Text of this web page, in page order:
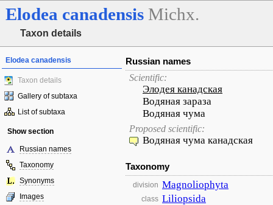
Elodea canadensis Michx.
Taxon details
Elodea canadensis
Taxon details
Gallery of subtaxa
List of subtaxa
Show section
Russian names
Taxonomy
Synonyms
Images
Russian names
Scientific:
Элодея канадская
Водяная зараза
Водяная чума
Proposed scientific:
Водяная чума канадская
Taxonomy
division Magnoliophyta
class Liliopsida